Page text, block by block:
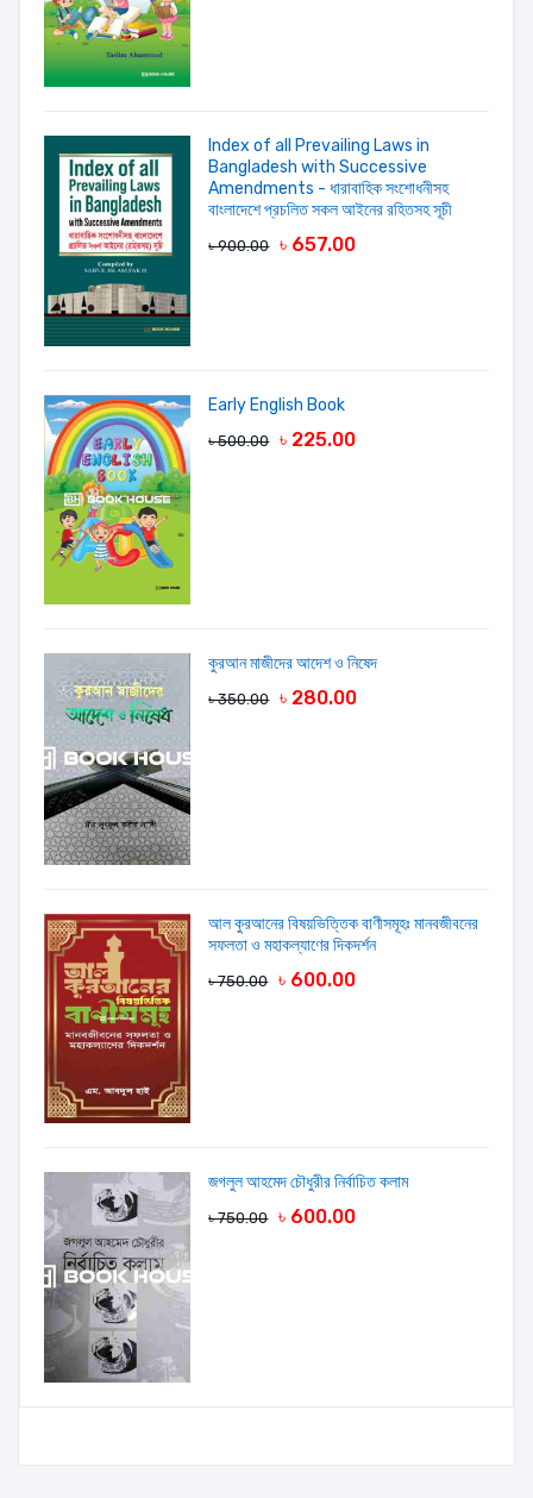
LOGIN FIRST
Index of all Prevailing Laws in
Bangladesh with Successive
Amendments - ধারাবাহিক সংশোধনীসহ
বাংলাদেশে প্রচলিত সকল আইনের রহিতসহ সূচী
৳ 900.00 ৳ 657.00
Early English Book
৳ 500.00 ৳ 225.00
কুরআন মাজীদের আদেশ ও নিষেদ
৳ 350.00 ৳ 280.00
আল কুরআনের বিষয়ভিত্তিক বাণীসমূহঃ মানবজীবনের
সফলতা ও মহাকল্যাণের দিকদর্শন
৳ 750.00 ৳ 600.00
জগলুল আহমেদ চৌধুরীর নির্বাচিত কলাম
৳ 750.00 ৳ 600.00